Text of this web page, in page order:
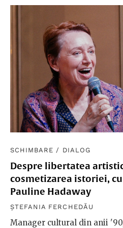
SCHIMBARE / DIALOG
Despre libertatea
cosmetizarea istoriei,
Pauline Hadaway
ȘTEFANIA FERCHEDĂU
Manager cultural din anii